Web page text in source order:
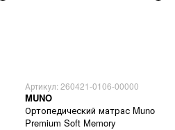
Артикул: 260421-0106-00000
MUNO
Ортопедический матрас Muno
Premium Soft Memory